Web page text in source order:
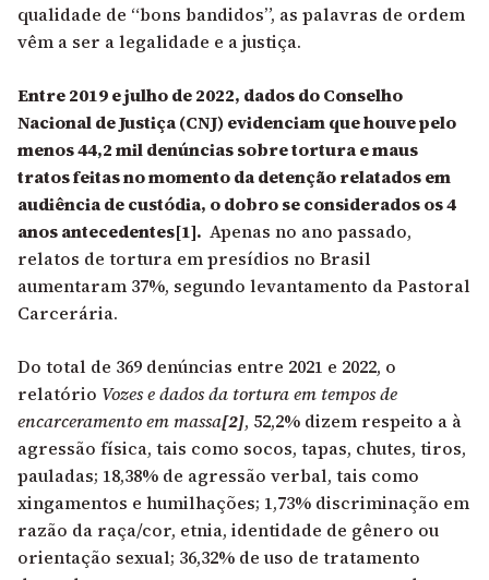
qualidade de “bons bandidos”, as palavras de ordem
vêm a ser a legalidade e a justiça.
Entre 2019 e julho de 2022, dados do Conselho
Nacional de Justiça (CNJ) evidenciam que houve pelo
menos 44,2 mil denúncias sobre tortura e maus
tratos feitas no momento da detenção relatados em
audiência de custódia, o dobro se considerados os 4
anos antecedentes[1]. Apenas no ano passado,
relatos de tortura em presídios no Brasil
aumentaram 37%, segundo levantamento da Pastoral
Carcerária.
Do total de 369 denúncias entre 2021 e 2022, o
relatório Vozes e dados da tortura em tempos de
encarceramento em massa[2], 52,2% dizem respeito a à
agressão física, tais como socos, tapas, chutes, tiros,
pauladas; 18,38% de agressão verbal, tais como
xingamentos e humilhações; 1,73% discriminação em
razão da raça/cor, etnia, identidade de gênero ou
orientação sexual; 36,32% de uso de tratamento